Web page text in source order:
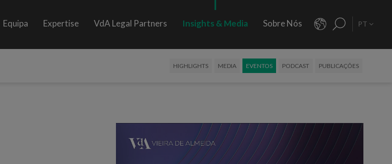
Equipa Expertise VdA Legal Partners Insights & Media Sobre Nós PT
HIGHLIGHTS MEDIA EVENTOS PODCAST PUBLICAÇÕES